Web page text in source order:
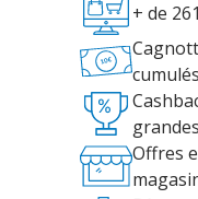
+ de
Offres